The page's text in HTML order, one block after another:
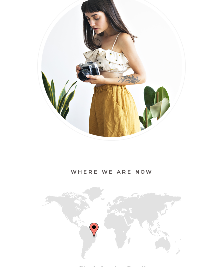
WHERE WE ARE NOW